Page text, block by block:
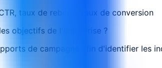
taux de rebond, taux de conversion
objectifs de l'entreprise ?
de campagne afin d'identifier les